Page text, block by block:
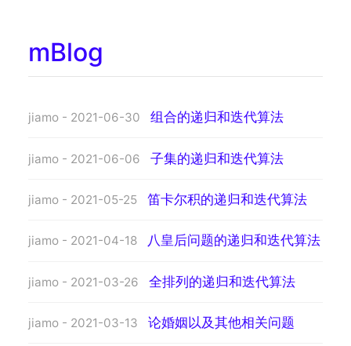
mBlog
jiamo - 2021-06-30 组合的递归和迭代算法
jiamo - 2021-06-06 子集的递归和迭代算法
jiamo - 2021-05-25 笛卡尔积的递归和迭代算法
jiamo - 2021-04-18 八皇后问题的递归和迭代算法
jiamo - 2021-03-26 全排列的递归和迭代算法
jiamo - 2021-03-13 论婚姻以及其他相关问题